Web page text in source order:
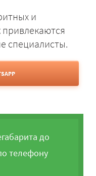
и
специалисты.
до
телефону